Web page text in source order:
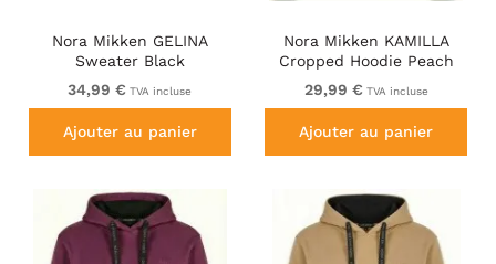
Nora Mikken GELINA
Sweater Black
34,99 € TVA incluse
Ajouter au panier
Nora Mikken KAMILLA
Cropped Hoodie Peach
Whip
29,99 € TVA incluse
Ajouter au panier